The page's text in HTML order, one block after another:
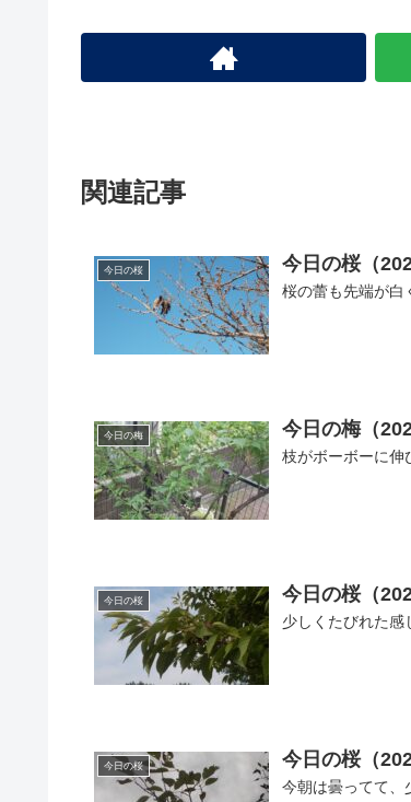
関連記事
今日の桜 今日の桜（
桜の蕾も先端が白
今日の梅 今日の梅（
枝がボーボーに伸
今日の桜 今日の桜（
少しくたびれた感
今日の桜 今日の桜（
今朝は曇ってて、